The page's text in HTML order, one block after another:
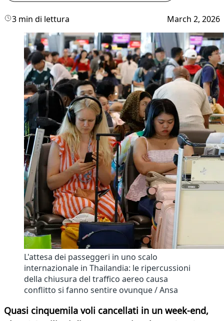
3 min di lettura March 2, 2026
L'attesa dei passeggeri in uno scalo
internazionale in Thailandia: le ripercussioni
della chiusura del traffico aereo causa
conflitto si fanno sentire ovunque / Ansa
Quasi cinquemila voli cancellati in un week-end,